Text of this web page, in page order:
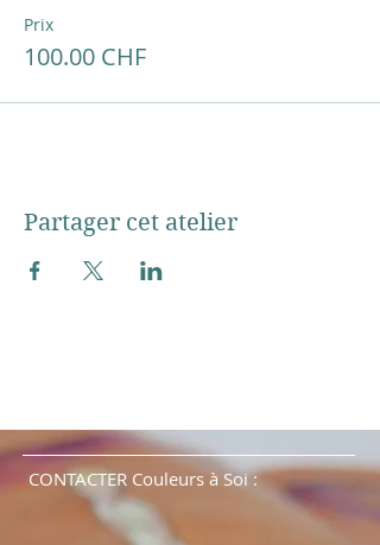
Prix
100.00 CHF
Partager cet atelier
CONTACTER Couleurs à Soi :